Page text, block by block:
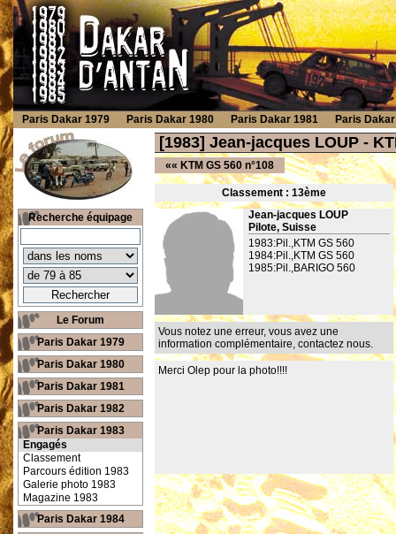
[1983] Jean-jacques LOUP -
«« KTM GS 560 n°108
Classement : 13ème
Jean-jacques LOUP
Pilote, Suisse
1983:Pil.,KTM GS 560
1984:Pil.,KTM GS 560
1985:Pil.,BARIGO 560
Vous notez une erreur, vous avez une
information complémentaire, contactez nous.
Merci Olep pour la photo!!!!
Recherche équipage
Le Forum
Paris Dakar 1979
Paris Dakar 1980
Paris Dakar 1981
Paris Dakar 1982
Paris Dakar 1983
Engagés
Classement
Parcours édition 1983
Galerie photo 1983
Magazine 1983
Paris Dakar 1984
Paris Dakar 1979 Paris Dakar 1980 Paris Dakar 1981 Paris